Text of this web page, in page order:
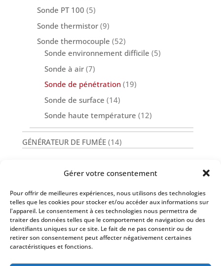
Gérer votre consentement
Pour offrir de meilleures expériences, nous utilisons des technologies
telles que les cookies pour stocker et/ou accéder aux informations sur
l'appareil. Le consentement à ces technologies nous permettra de
traiter des données telles que le comportement de navigation ou des
identifiants uniques sur ce site. Le fait de ne pas consentir ou de
retirer son consentement peut affecter négativement certaines
caractéristiques et fonctions.
Sonde PT 100 (5)
Sonde thermistor (9)
Sonde thermocouple (52)
Sonde environnement difficile (5)
Sonde à air (7)
Sonde de pénétration (19)
Sonde de surface (14)
Sonde haute température (12)
GÉNÉRATEUR DE FUMÉE (14)
Nos Services